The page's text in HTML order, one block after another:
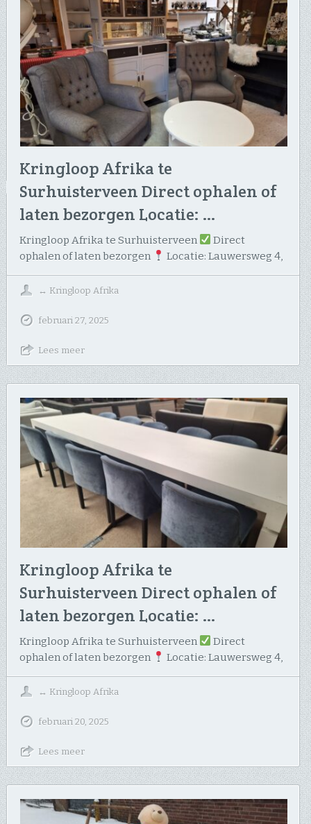
Kringloop Afrika te
Surhuisterveen Direct ophalen of
laten bezorgen Locatie: …
Kringloop Afrika te Surhuisterveen
Direct
ophalen of laten bezorgen
Locatie: Lauwersweg 4,
↔ Kringloop Afrika
februari 27, 2025
Lees meer
Kringloop Afrika te
Surhuisterveen Direct ophalen of
laten bezorgen Locatie: …
Kringloop Afrika te Surhuisterveen
Direct
ophalen of laten bezorgen
Locatie: Lauwersweg 4,
↔ Kringloop Afrika
februari 20, 2025
Lees meer